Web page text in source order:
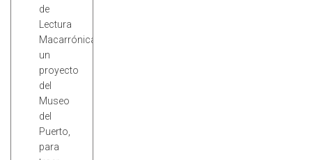
de
Lectura
Macarrónica,
un
proyecto
del
Museo
del
Puerto,
para